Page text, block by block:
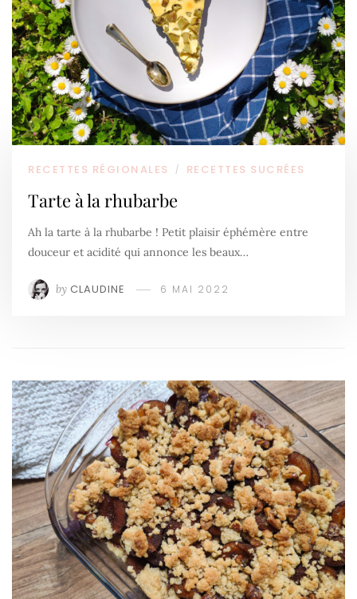
RECETTES RÉGIONALES / RECETTES SUCRÉES
Tarte à la rhubarbe
Ah la tarte à la rhubarbe ! Petit plaisir éphémère entre
douceur et acidité qui annonce les beaux…
by CLAUDINE 6 MAI 2022